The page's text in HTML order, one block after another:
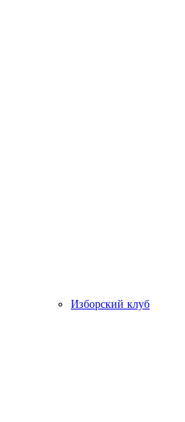
Изборский клуб